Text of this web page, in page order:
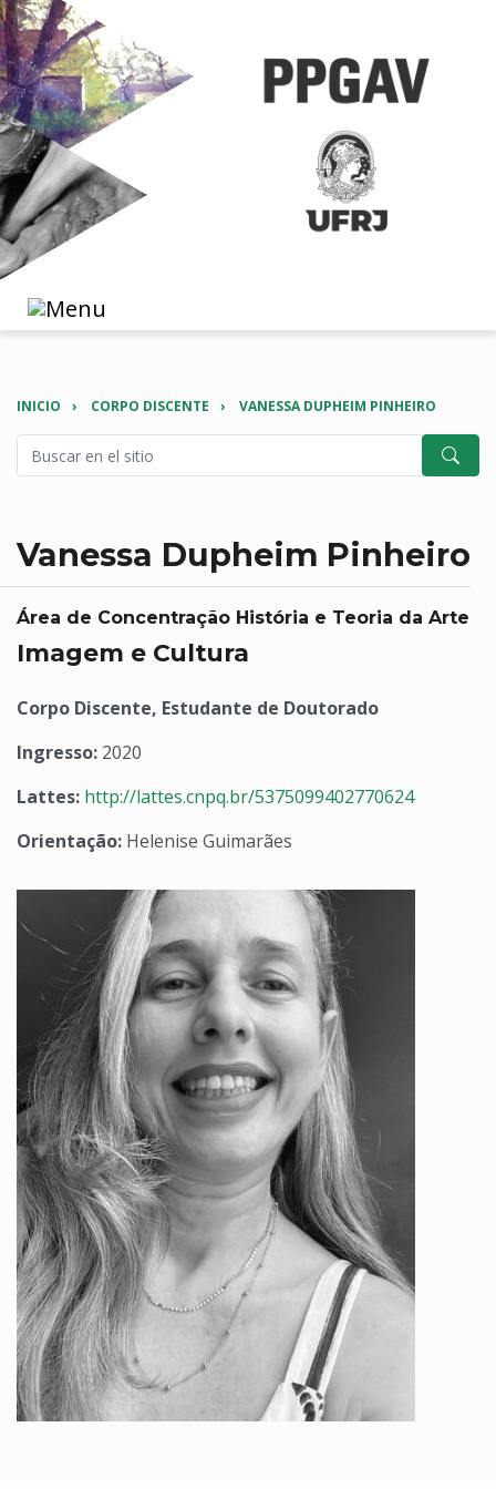
INICIO CORPO DISCENTE VANESSA DUPHEIM PINHEIRO
Vanessa Dupheim Pinheiro
Área de Concentração História e Teoria da Arte
Imagem e Cultura
Corpo Discente, Estudante de Doutorado
Ingresso: 2020
Lattes: http://lattes.cnpq.br/5375099402770624
Orientação: Helenise Guimarães